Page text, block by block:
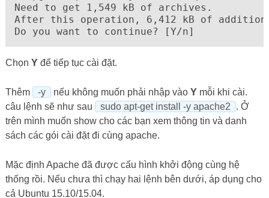
Need to get 1,549 kB of archives.
After this operation, 6,412 kB of
Do you want to continue? [Y/n]
Chọn Yđể tiếp tục cài đặt.
Thêm -y nếu không muốn phải nhập vào Ymỗi khi cài.
câu lệnh sẽ như sau
sudo apt-get install -y apache2
. Ở
trên mình muốn show cho các bạn xem thông tin và danh
sách các gói cài đặt đi cùng apache.
Mặc định Apache đã được cấu hình khởi động cùng hệ
thống rồi. Nếu chưa thì chạy hai lệnh bên dưới, áp dụng cho
cả Ubuntu 15.10/15.04.